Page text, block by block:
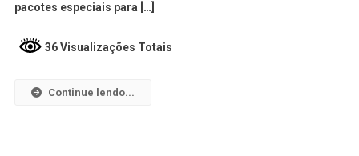
pacotes especiais para […]
36 Visualizações Totais
Continue lendo...